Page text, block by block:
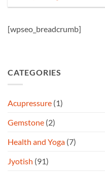
[wpseo_breadcrumb]
CATEGORIES
Acupressure (1)
Gemstone (2)
Health and Yoga (7)
Jyotish (91)